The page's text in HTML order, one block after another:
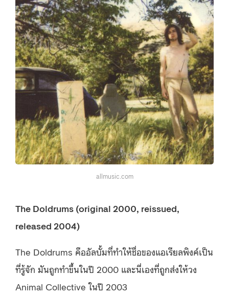
allmusic.com
The Doldrums (original 2000, reissued,
released 2004)
The Doldrums คืออัลบั้มที่ทำให้ชื่อของแอเรียลพิงค์เป็น
ที่รู้จัก มันถูกทำขึ้นในปี 2000 และนี่เองที่ถูกส่งให้วง
Animal Collective ในปี 2003